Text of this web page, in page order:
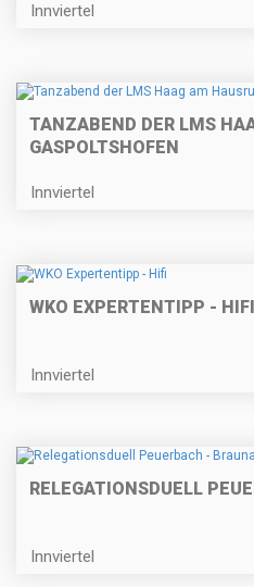
Innviertel
TANZABEND DER LMS
GASPOLTSHOFEN
Innviertel
WKO EXPERTENTIPP - HIFI
Innviertel
RELEGATIONSDUELL
Innviertel